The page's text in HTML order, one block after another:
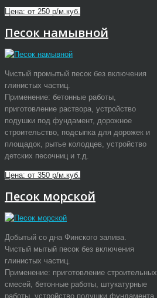
Цена: от 250 р/м.куб.
Песок намывной
Чистый промытый песок без включения
глинистых частиц.
Применение: бетонные работы,
приготовление раствора, устройство
подушки под фундамент, дорожное
строительство, подсыпка для дорожек и
площадок, рытье колодцев, устройство
детских песочниц и т.д.
Цена: от 350 р/м.куб.
Песок морской
Добытый со дна Финского залива.
Чистый мытый песок без включения
глинистых частиц.
Применение: приготовление строительных
смесей, бетонные работы, штукатурные
работы, устройство подушки фундамента,